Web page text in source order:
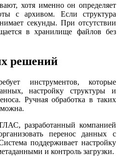
хотя именно он определяет
с архивом. Если структура
секунды. При отсутствии
в хранилище файлов без
решений
инструментов, которые
настройку структуры и
Ручная обработка в таких
разработанный компанией
перенос данных с
поддерживает настройку
и контроль загрузки.